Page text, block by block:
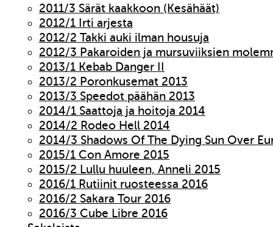
2011/3 Särät kaakkoon (Kesähäät)
2012/1 Irti arjesta
2012/2 Takki auki ilman housuja
2012/3 Pakaroiden ja mursuviiksien
2013/1 Kebab Danger II
2013/2 Poronkusemat 2013
2013/3 Speedot päähän 2013
2014/1 Saattoja ja hoitoja 2014
2014/2 Rodeo Hell 2014
2014/3 Shadows Of The Dying Sun Over
2015/1 Con Amore 2015
2015/2 Lullu huuleen, Anneli 2015
2016/1 Rutiinit ruosteessa 2016
2016/2 Sakara Tour 2016
2016/3 Cube Libre 2016